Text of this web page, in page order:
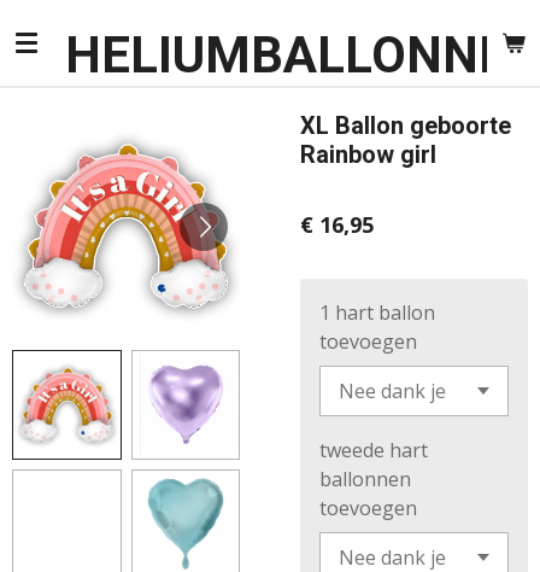
direct
hoofdinhoud
XL Ballon geboorte
Rainbow girl
€ 16,95
1 hart ballon
toevoegen
tweede hart
ballonnen
toevoegen